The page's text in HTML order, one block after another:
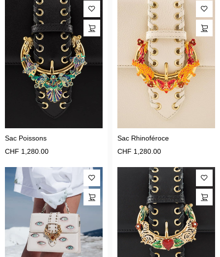
Sac Poissons
CHF 1,280.00
Sac Rhinoféroce
CHF 1,280.00